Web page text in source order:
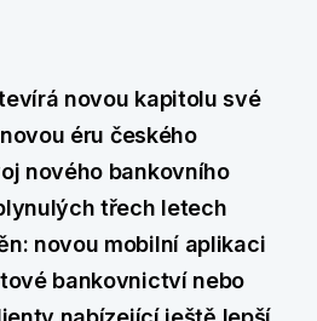
novou kapitolu své
éru českého
nového bankovního
třech letech
novou mobilní aplikaci
bankovnictví nebo